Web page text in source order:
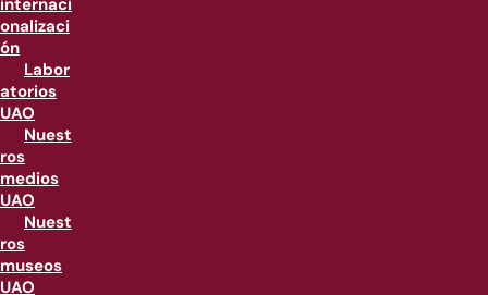
internaci
onalizaci
ón
Labor
atorios
UAO
Nuest
ros
medios
UAO
Nuest
ros
museos
UAO